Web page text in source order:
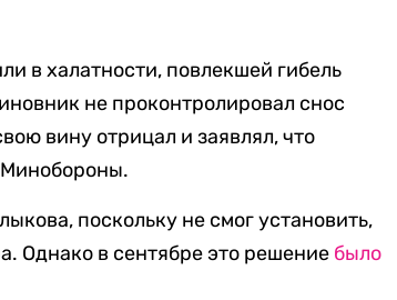
в халатности, повлекшей гибель
не проконтролировал снос
вину отрицал и заявлял, что
Минобороны.
поскольку не смог установить,
Однако в сентябре это решение было